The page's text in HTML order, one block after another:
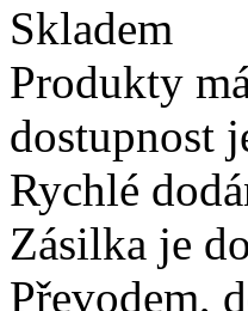
Skladem
Produkty
dostupnost
Rychlé
Zásilka je
Převodem,